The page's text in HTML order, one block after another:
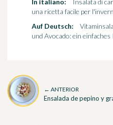
In italiano:
Insalata di
una ricetta facile per
Auf Deutsch:
und Avocado: ein
← ANTERIOR
Ensalada de pepino y